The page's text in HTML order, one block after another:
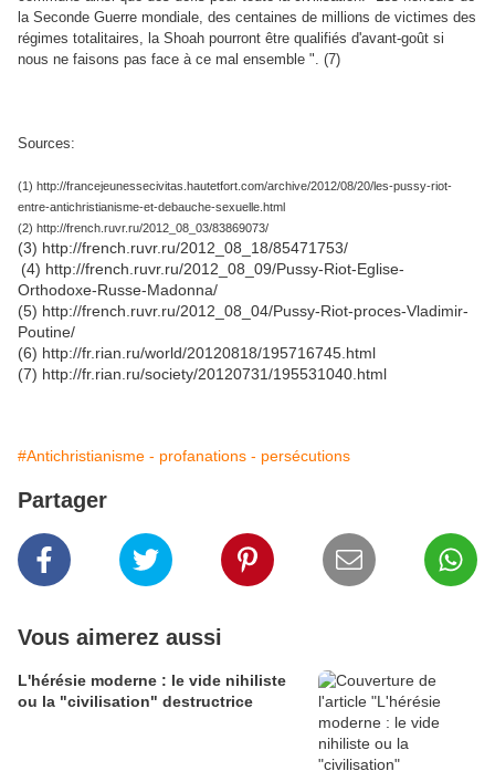
la Seconde Guerre mondiale, des centaines de millions de victimes des
régimes totalitaires, la Shoah pourront être qualifiés d'avant-goût si
nous ne faisons pas face à ce mal ensemble ". (7)
Sources:
(1) http://francejeunessecivitas.hautetfort.com/archive/2012/08/20/les-pussy-riot-
entre-antichristianisme-et-debauche-sexuelle.html
(2) http://french.ruvr.ru/2012_08_03/83869073/
(3) http://french.ruvr.ru/2012_08_18/85471753/
(4) http://french.ruvr.ru/2012_08_09/Pussy-Riot-Eglise-
Orthodoxe-Russe-Madonna/
(5) http://french.ruvr.ru/2012_08_04/Pussy-Riot-proces-Vladimir-
Poutine/
(6) http://fr.rian.ru/world/20120818/195716745.html
(7) http://fr.rian.ru/society/20120731/195531040.html
#Antichristianisme - profanations - persécutions
Partager
Vous aimerez aussi
L'hérésie moderne : le vide nihiliste
ou la "civilisation" destructrice